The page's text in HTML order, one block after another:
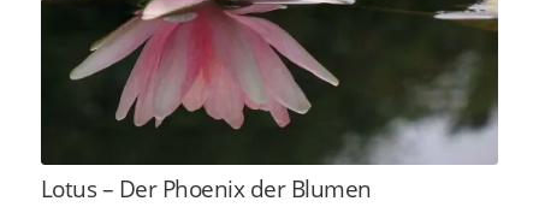
Lotus – Der Phoenix der Blumen